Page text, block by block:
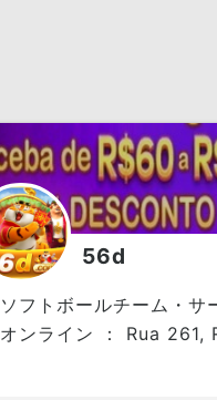
56d
ソフトボールチーム・サ
オンライン ： Rua